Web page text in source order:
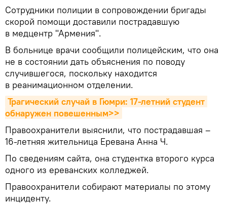
Сотрудники полиции в сопровождении бригады
скорой помощи доставили пострадавшую
в медцентр "Армения".
В больнице врачи сообщили полицейским, что она
не в состоянии дать объяснения по поводу
случившегося, поскольку находится
в реанимационном отделении.
Трагический случай в Гюмри: 17-летний студент
обнаружен повешенным>>
Правоохранители выяснили, что пострадавшая –
16-летняя жительница Еревана Анна Ч.
По сведениям сайта, она студентка второго курса
одного из ереванских колледжей.
Правоохранители собирают материалы по этому
инциденту.